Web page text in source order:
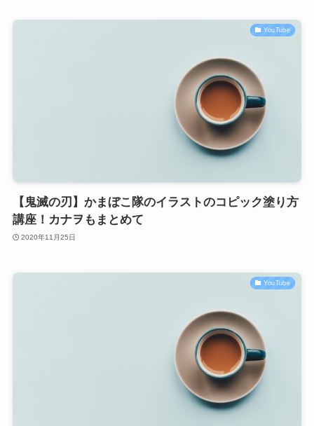
YouTube
【鬼滅の刃】かまぼこ隊のイラストのコピック塗り方
講座！カナヲもまとめて
2020年11月25日
YouTube